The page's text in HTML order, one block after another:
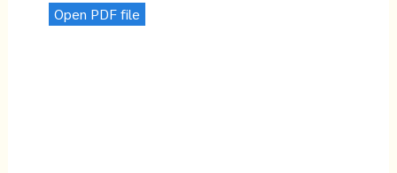
Open PDF file